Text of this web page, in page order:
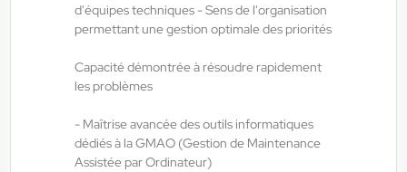
d'équipes techniques - Sens de l'organisation
permettant une gestion optimale des priorités
Capacité démontrée à résoudre rapidement
les problèmes
- Maîtrise avancée des outils informatiques
dédiés à la GMAO (Gestion de Maintenance
Assistée par Ordinateur)
Technicien de maintenance industrielle
Fraize , France